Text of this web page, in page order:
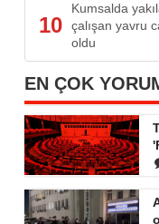
10
Kumsalda
çalışan yavru
oldu
EN ÇOK